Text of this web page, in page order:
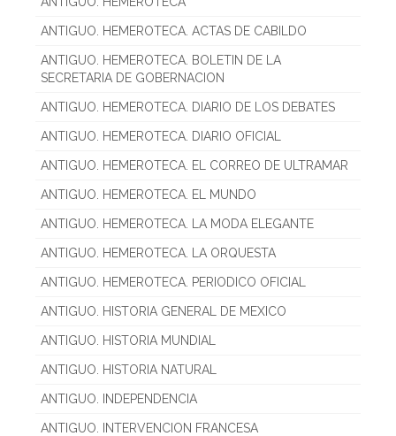
ANTIGUO. HEMEROTECA. ACTAS DE CABILDO
ANTIGUO. HEMEROTECA. BOLETIN DE LA
SECRETARIA DE GOBERNACION
ANTIGUO. HEMEROTECA. DIARIO DE LOS DEBATES
ANTIGUO. HEMEROTECA. DIARIO OFICIAL
ANTIGUO. HEMEROTECA. EL CORREO DE ULTRAMAR
ANTIGUO. HEMEROTECA. EL MUNDO
ANTIGUO. HEMEROTECA. LA MODA ELEGANTE
ANTIGUO. HEMEROTECA. LA ORQUESTA
ANTIGUO. HEMEROTECA. PERIODICO OFICIAL
ANTIGUO. HISTORIA GENERAL DE MEXICO
ANTIGUO. HISTORIA MUNDIAL
ANTIGUO. HISTORIA NATURAL
ANTIGUO. INDEPENDENCIA
ANTIGUO. INTERVENCION FRANCESA